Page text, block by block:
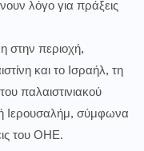
λόγο για πράξεις
στην περιοχή,
και το Ισραήλ, τη
παλαιστινιακού
Ιερουσαλήμ, σύμφωνα
του ΟΗΕ.